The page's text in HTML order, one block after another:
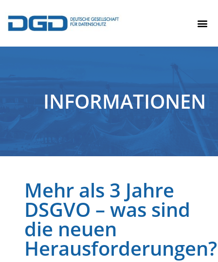
INFORMATIONEN
Mehr als 3 Jahre
DSGVO – was sind
die neuen
Herausforderungen?